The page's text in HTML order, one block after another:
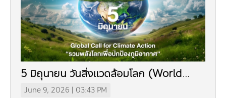
5 มิถุนายน วันสิ่งแวดล้อมโลก (World
Environment Day)
June 9, 2026 | 03:43 PM